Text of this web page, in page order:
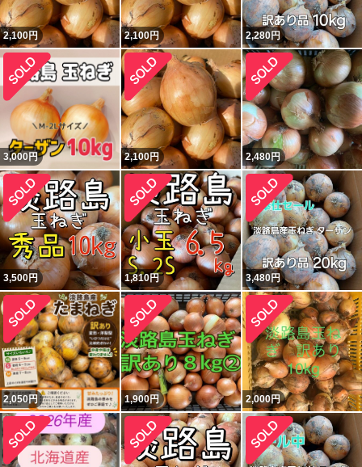
2,100円 2,100円 2,280円
3,000円 2,100円 2,480円
3,500円 1,810円 3,480円
2,050円 1,900円 2,000円